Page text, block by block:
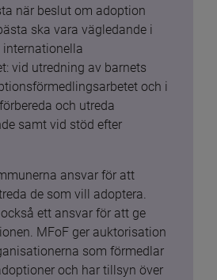
när beslut om adoption
ska vara vägledande i
internationella
vid utredning av barnets
och i
och utreda
samt vid stöd efter
ansvar för att
de som vill adoptera.
ett ansvar för att ge
MFoF ger auktorisation
som förmedlar
och har tillsyn över